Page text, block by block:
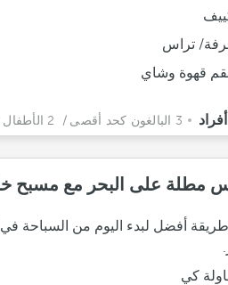
تراس
قهوة وشاي
3 البالغون كحد أقصى / 2 الأطفال كحد أقصى
مطلة على البحر مع مسبح
طريقة أفضل لبدء اليوم من السباحة
كي